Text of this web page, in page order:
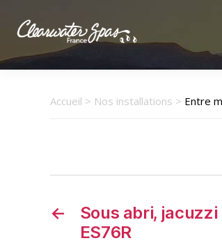
Clearwater
Spas
Accueil > Nos installations > Entre
←
Sous abri,
ES76R